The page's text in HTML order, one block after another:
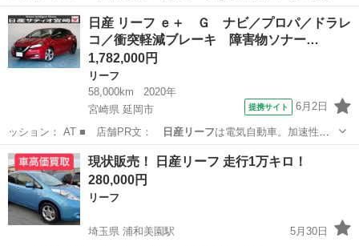
能。操縦安定性。…
宮崎 延岡市 リーフ
日産 リーフ ｅ＋ Ｇ ナビ／プロパ／ドラレ
コ／衝突軽減ブレーキ 障害物ソナー…
1,782,000円
リーフ
58,000km
2020年
宮崎県 延岡市
提携サイト 6月2日
ッション： AT ■ 店舗PR文： 日産リーフは電気自動車。加速性
能。操縦安定性。…
宮崎 延岡市 リーフ
現状販売！ 日産リーフ 走行1万キロ！
280,000円
リーフ
埼玉県 浦和美園駅
5月30日